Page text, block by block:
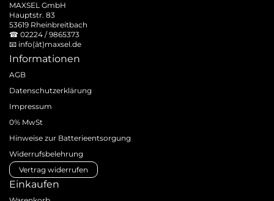
MAXSEL GmbH
Hauptstr. 83
53619 Rheinbreitbach
☎ 02224 / 9865373
📧 info(ät)maxsel.de
Informationen
AGB
Datenschutzerklärung
Impressum
0% MwSt
Hinweise zur Batterieentsorgung
Widerrufsbelehrung
Vertrag widerrufen
Einkaufen